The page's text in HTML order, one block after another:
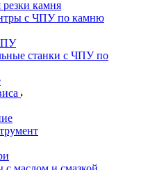
камня
с ЧПУ по камню
станки с ЧПУ по